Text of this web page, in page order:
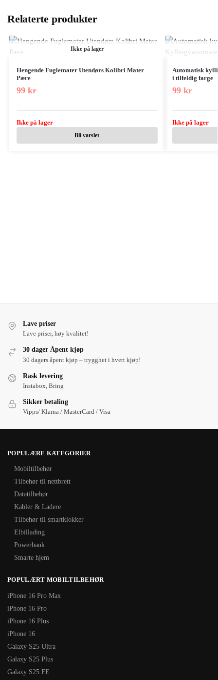
Relaterte produkter
Ikke på lager
Hengende Fuglemater Utendørs Kolibri Mater
Pære
99 kr
Ikke på lager
Bli varslet
Automatisk
i tilfeldig farge
99 kr
Ikke på lager
Lave priser
Lave priser, høy kvalitet!
30 dager Åpent kjøp
30 dagers åpent kjøp – trygghet i hvert kjøp!
Rask levering
Instabox, Bring
Sikker betaling
Vipps/ Klarna / MasterCard / Visa
POPULÆRE KATEGORIER
Mobiltilbehør
Tilbehør til nettbrett
Datatilbehør
Kabler & Ladere
Tilbehør til smartklokker
Elbillading
Powerbank
Smarte hjem
POPULÆRT MOBILTILBEHØR
iPhone 16 Pro Max
iPhone 16 Pro
iPhone 16 Plus
iPhone 16
Galaxy S25 Ultra
Galaxy S25 Plus
Galaxy S25 FE